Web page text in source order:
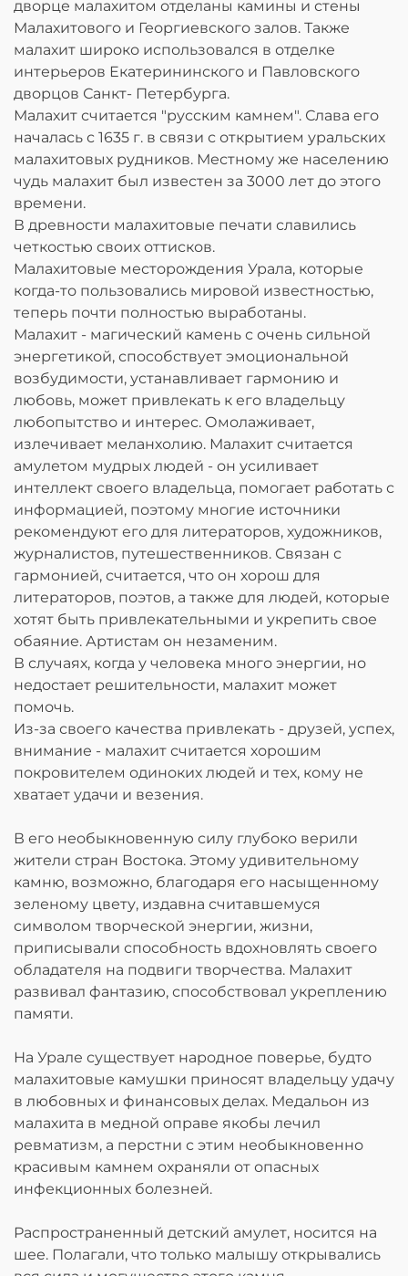
дворце малахитом отделаны камины и стены
Малахитового и Георгиевского залов. Также
малахит широко использовался в отделке
интерьеров Екатерининского и Павловского
дворцов Санкт- Петербурга.
Малахит считается "русским камнем". Слава его
началась с 1635 г. в связи с открытием уральских
малахитовых рудников. Местному же населению
чудь малахит был известен за 3000 лет до этого
времени.
В древности малахитовые печати славились
четкостью своих оттисков.
Малахитовые месторождения Урала, которые
когда-то пользовались мировой известностью,
теперь почти полностью выработаны.
Малахит - магический камень с очень сильной
энергетикой, способствует эмоциональной
возбудимости, устанавливает гармонию и
любовь, может привлекать к его владельцу
любопытство и интерес. Омолаживает,
излечивает меланхолию. Малахит считается
амулетом мудрых людей - он усиливает
интеллект своего владельца, помогает работать с
информацией, поэтому многие источники
рекомендуют его для литераторов, художников,
журналистов, путешественников. Связан с
гармонией, считается, что он хорош для
литераторов, поэтов, а также для людей, которые
хотят быть привлекательными и укрепить свое
обаяние. Артистам он незаменим.
В случаях, когда у человека много энергии, но
недостает решительности, малахит может
помочь.
Из-за своего качества привлекать - друзей, успех,
внимание - малахит считается хорошим
покровителем одиноких людей и тех, кому не
хватает удачи и везения.
В его необыкновенную силу глубоко верили
жители стран Востока. Этому удивительному
камню, возможно, благодаря его насыщенному
зеленому цвету, издавна считавшемуся
символом творческой энергии, жизни,
приписывали способность вдохновлять своего
обладателя на подвиги творчества. Малахит
развивал фантазию, способствовал укреплению
памяти.
На Урале существует народное поверье, будто
малахитовые камушки приносят владельцу удачу
в любовных и финансовых делах. Медальон из
малахита в медной оправе якобы лечил
ревматизм, а перстни с этим необыкновенно
красивым камнем охраняли от опасных
инфекционных болезней.
Распространенный детский амулет, носится на
шее. Полагали, что только малышу открывались